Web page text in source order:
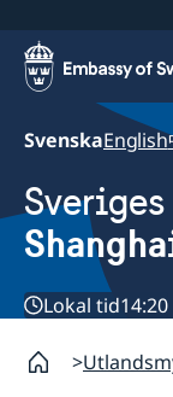
SvenskaEnglish
Lokal tid14:20